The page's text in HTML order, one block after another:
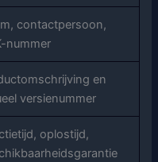
contactpersoon,
nummer
en
versienummer
oplostijd,